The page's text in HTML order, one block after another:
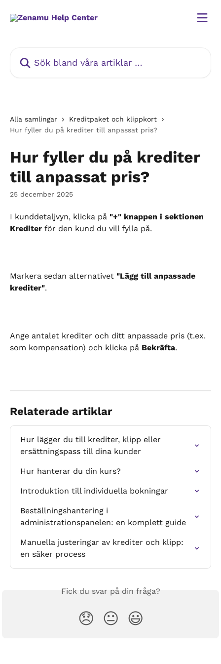
Alla samlingar
Kreditpaket och klippkort
Hur fyller du på krediter till anpassat pris?
Hur fyller du på krediter
till anpassat pris?
25 december 2025
I kunddetaljvyn, klicka på "+" knappen i sektionen
Krediter för den kund du vill fylla på.
Markera sedan alternativet "Lägg till anpassade
krediter".
Ange antalet krediter och ditt anpassade pris (t.ex.
som kompensation) och klicka på Bekräfta.
Relaterade artiklar
Hur lägger du till krediter, klipp eller
ersättningspass till dina kunder
Hur hanterar du din kurs?
Introduktion till individuella bokningar
Beställningshantering i
administrationspanelen: en komplett guide
Manuella justeringar av krediter och klipp:
en säker process
Fick du svar på din fråga?
😞 😐 😃